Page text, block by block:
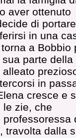
aver ottenuto
di
in una
a Bobbio
parte della
in
cresce e
le zie, che
travolta dalla